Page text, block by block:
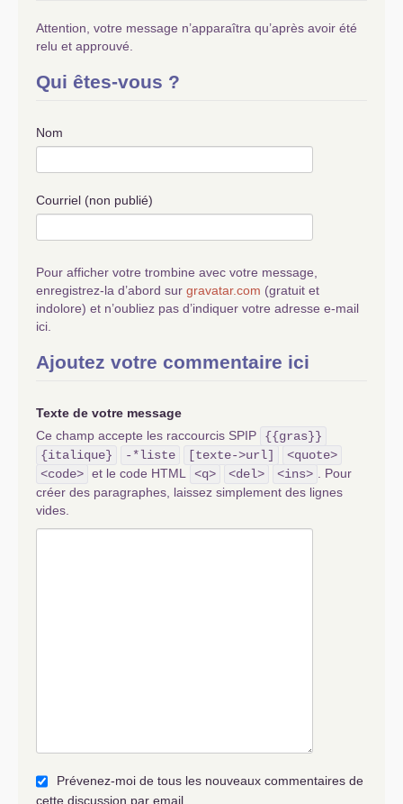
Attention, votre message n’apparaîtra qu’après avoir été
relu et approuvé.
Qui êtes-vous ?
Nom
Courriel (non publié)
Pour afficher votre trombine avec votre message,
enregistrez-la d’abord sur gravatar.com (gratuit et
indolore) et n’oubliez pas d’indiquer votre adresse e-mail
ici.
Ajoutez votre commentaire ici
Texte de votre message
Ce champ accepte les raccourcis SPIP
{{gras}}
{italique}
-*liste [texte->url]
<quote>
<code> et le code HTML <q> <del> <ins>
. Pour
créer des paragraphes, laissez simplement des lignes
vides.
Prévenez-moi de tous les nouveaux commentaires de
cette discussion par email